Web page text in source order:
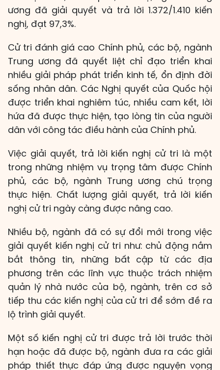
ương đã giải quyết và trả lời 1.372/1.410 kiến
nghị, đạt 97,3%.
Cử tri đánh giá cao Chính phủ, các bộ, ngành
Trung ương đã quyết liệt chỉ đạo triển khai
nhiều giải pháp phát triển kinh tế, ổn định đời
sống nhân dân. Các Nghị quyết của Quốc hội
được triển khai nghiêm túc, nhiều cam kết, lời
hứa đã được thực hiện, tạo lòng tin của người
dân với công tác điều hành của Chính phủ.
Việc giải quyết, trả lời kiến nghị cử tri là một
trong những nhiệm vụ trọng tâm được Chính
phủ, các bộ, ngành Trung ương chú trọng
thực hiện. Chất lượng giải quyết, trả lời kiến
nghị cử tri ngày càng được nâng cao.
Nhiều bộ, ngành đã có sự đổi mới trong việc
giải quyết kiến nghị cử tri như: chủ động nắm
bắt thông tin, những bất cập từ các địa
phương trên các lĩnh vực thuộc trách nhiệm
quản lý nhà nước của bộ, ngành, trên cơ sở
tiếp thu các kiến nghị của cử tri để sớm đề ra
lộ trình giải quyết.
Một số kiến nghị cử tri được trả lời trước thời
hạn hoặc đã được bộ, ngành đưa ra các giải
pháp thiết thực đáp ứng được nguyện vọng